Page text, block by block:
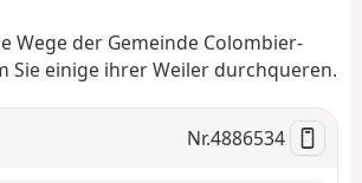
i
n
Wege der Gemeinde Colombier-
Sie einige ihrer Weiler durchqueren.
Nr.4886534